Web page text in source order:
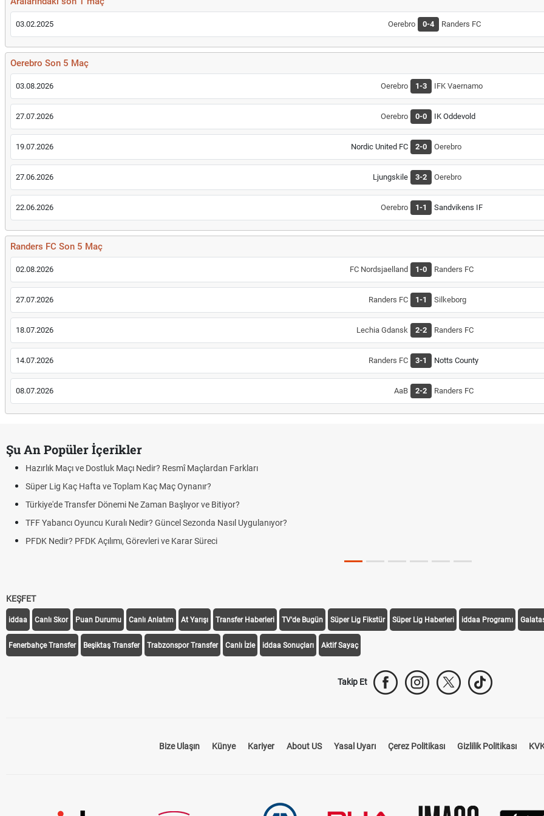
03.02.2025 Oerebro 0-4 Randers FC
Oerebro Son 5 Maç
03.08.2026 Oerebro 1-3 IFK Vaernamo
27.07.2026 Oerebro 0-0 IK Oddevold
19.07.2026 Nordic United FC 2-0 Oerebro
27.06.2026 Ljungskile 3-2 Oerebro
22.06.2026 Oerebro 1-1 Sandvikens IF
Randers FC Son 5 Maç
02.08.2026 FC Nordsjaelland 1-0 Randers FC
27.07.2026 Randers FC 1-1 Silkeborg
18.07.2026 Lechia Gdansk 2-2 Randers FC
14.07.2026 Randers FC 3-1 Notts County
08.07.2026 AaB 2-2 Randers FC
Şu An Popüler İçerikler
Hazırlık Maçı ve Dostluk Maçı Nedir? Resmî Maçlardan Farkları
Süper Lig Kaç Hafta ve Toplam Kaç Maç Oynanır?
Türkiye'de Transfer Dönemi Ne Zaman Başlıyor ve Bitiyor?
TFF Yabancı Oyuncu Kuralı Nedir? Güncel Sezonda Nasıl Uygulanıyor?
PFDK Nedir? PFDK Açılımı, Görevleri ve Karar Süreci
KEŞFET
iddaa Canlı Skor Puan Durumu Canlı Anlatım At Yarışı Transfer Haberleri TV'de Bugün Süper Lig Fikstür Süper Lig Haberleri iddaa Programı
Fenerbahçe Transfer Beşiktaş Transfer Trabzonspor Transfer Canlı İzle iddaa Sonuçları Aktif Sayaç
Takip Et
Bize Ulaşın Künye Kariyer About US Yasal Uyarı Çerez Politikası Gizlilik Politikası